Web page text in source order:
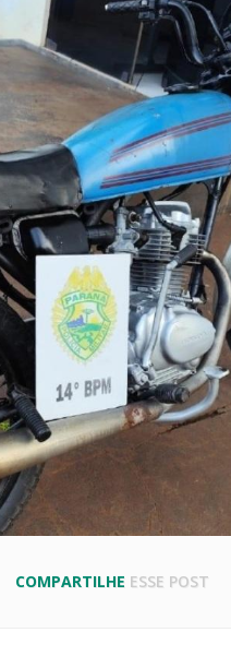
COMPARTILHE ESSE POST